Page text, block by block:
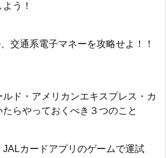
う！
交通系電子マネーを攻略せよ！！
ルド・アメリカンエキスプレス・カ
たらやっておくべき３つのこと
JALカードアプリのゲームで運試